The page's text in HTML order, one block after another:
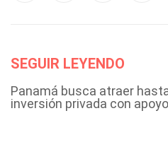
SEGUIR LEYENDO
Panamá busca atraer
inversión privada con